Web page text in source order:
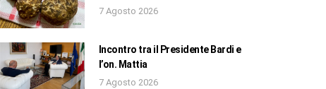
7 Agosto 2026
Incontro tra il Presidente Bardi e
l’on. Mattia
7 Agosto 2026